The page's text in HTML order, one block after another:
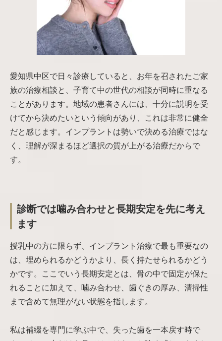
愛知県中区で日々診療していると、お年を召されたご家
族の治療相談と、子育て中の世代の相談が同時に重なる
ことがあります。地域の患者さんには、十分に説明を受
けてから決めたいという傾向があり、これは非常に健全
だと感じます。インプラントは勢いで決める治療ではな
く、理解が深まるほど選択の質が上がる治療だからで
す。
診断では噛み合わせと長期安定を先に考え
ます
授乳中の方に限らず、インプラント治療で最も重要なの
は、埋められるかどうかより、長く持たせられるかどう
かです。ここでいう長期安定とは、骨の中で固定が保た
れることに加えて、噛み合わせ、歯ぐきの厚み、清掃性
まで含めて無理がない状態を指します。
私は補綴を専門に学ぶ中で、失った歯を一本戻す時で